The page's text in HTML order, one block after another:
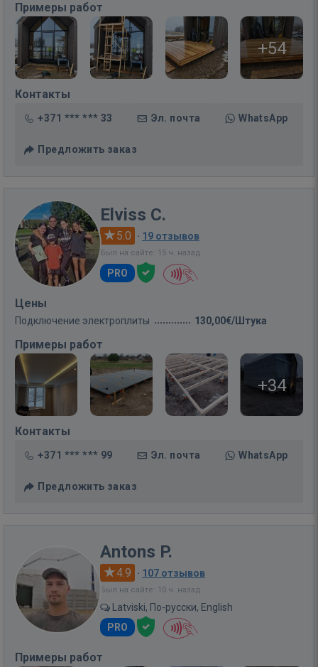
Примеры работ
+54
Контакты
+371 *** *** 33 Эл. почта WhatsApp
Предложить заказ
Elviss C.
5.0 · 19 отзывов
Был на сайте: 15 ч. назад
PRO
Цены
Подключение электроплиты 130,00€/Штука
Примеры работ
+34
Контакты
+371 *** *** 99 Эл. почта WhatsApp
Предложить заказ
Antons P.
4.9 · 107 отзывов
Был на сайте: 10 ч. назад
Latviski, По-русски, English
PRO
Примеры работ